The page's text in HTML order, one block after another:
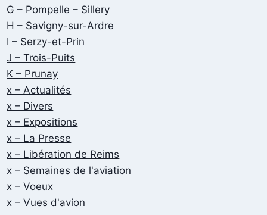
G – Pompelle – Sillery
H – Savigny-sur-Ardre
I – Serzy-et-Prin
J – Trois-Puits
K – Prunay
x – Actualités
x – Divers
x – Expositions
x – La Presse
x – Libération de Reims
x – Semaines de l'aviation
x – Voeux
x – Vues d'avion